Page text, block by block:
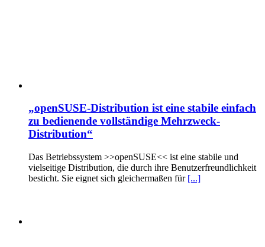
„openSUSE-Distribution ist eine stabile einfach
zu bedienende vollständige Mehrzweck-
Distribution“
Das Betriebssystem >>openSUSE<< ist eine stabile und
vielseitige Distribution, die durch ihre Benutzerfreundlichkeit
besticht. Sie eignet sich gleichermaßen für [...]